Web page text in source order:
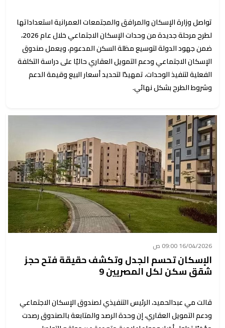
تواصل وزارة الإسكان والمرافق والمجتمعات العمرانية استعداداتها
لطرح مرحلة جديدة من وحدات الإسكان الاجتماعي خلال عام 2026،
ضمن جهود الدولة لتوسيع مظلة السكن المدعوم، ويعمل صندوق
الإسكان الاجتماعي ودعم التمويل العقاري حاليًا على دراسة التكلفة
الفعلية لتنفيذ الوحدات، تمهيدًا لتحديد أسعار البيع وقيمة الدعم
وشروط الطرح بشكل نهائي.
16/04/2026 09:00 ص
الإسكان تحسم الجدل وتكشف حقيقة فتح حجز
شقق سكن لكل المصريين 9
قالت مي عبدالحميد، الرئيس التنفيذي لصندوق الإسكان الاجتماعي
ودعم التمويل العقاري، إن وحدة الرصد والمتابعة بالصندوق رصدت